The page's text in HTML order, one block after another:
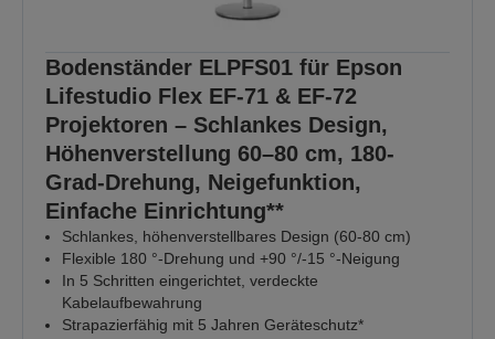
Bodenständer ELPFS01 für Epson
Lifestudio Flex EF-71 & EF-72
Projektoren – Schlankes Design,
Höhenverstellung 60–80 cm, 180-
Grad-Drehung, Neigefunktion,
Einfache Einrichtung**
Schlankes, höhenverstellbares Design (60-80 cm)
Flexible 180 °-Drehung und +90 °/-15 °-Neigung
In 5 Schritten eingerichtet, verdeckte
Kabelaufbewahrung
Strapazierfähig mit 5 Jahren Geräteschutz*